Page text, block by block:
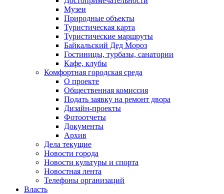
Музеи
Природные объекты
Туристическая карта
Туристические маршруты
Байкальский Дед Мороз
Гостиницы, турбазы, санатории
Кафе, клубы
Комфортная городская среда
О проекте
Общественная комиссия
Подать заявку на ремонт двора
Дизайн-проекты
Фотоотчеты
Документы
Архив
Дела текущие
Новости города
Новости культуры и спорта
Новостная лента
Телефоны организаций
Власть